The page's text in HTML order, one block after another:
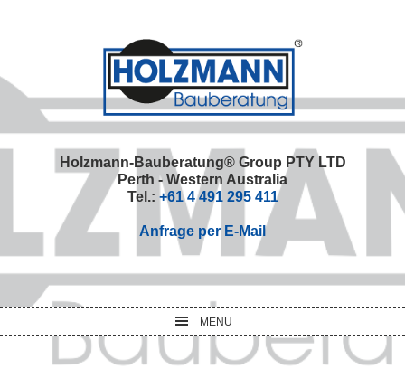
navigation
content
sidebar
Holzmann-Bauberatung® Group PTY LTD
Perth - Western Australia
Tel.: +61 4 491 295 411
Anfrage per E-Mail
MENU